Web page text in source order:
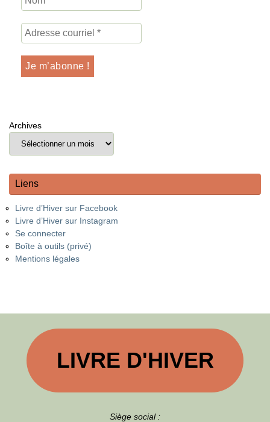
Archives
Liens
Livre d’Hiver sur Facebook
Livre d’Hiver sur Instagram
Se connecter
Boîte à outils (privé)
Mentions légales
LIVRE D'HIVER
Siège social :